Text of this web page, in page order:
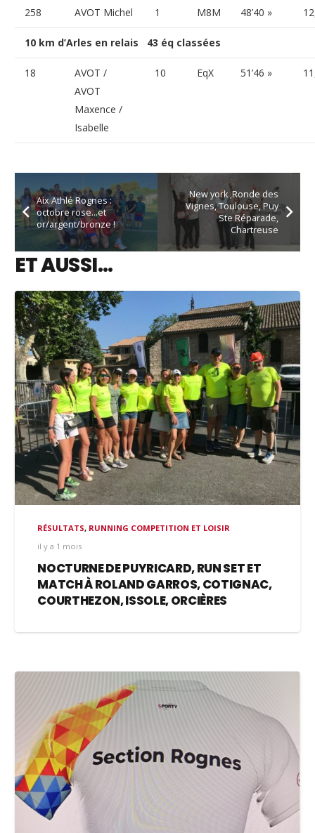
258 AVOT Michel 1 M8M 48’40 »
10 km d’Arles en relais 43 éq classées
18
AVOT /
AVOT
Maxence /
Isabelle
10 EqX 51’46 »
Aix Athlé Rognes :
octobre rose…et
or/argent/bronze !
New york ,Ronde des
Vignes, Toulouse, Puy
Ste Réparade,
Chartreuse
ET AUSSI…
RÉSULTATS, RUNNING COMPETITION ET LOISIR
il y a 1 mois
NOCTURNE DE PUYRICARD, RUN SET ET
MATCH À ROLAND GARROS, COTIGNAC,
COURTHEZON, ISSOLE, ORCIÈRES